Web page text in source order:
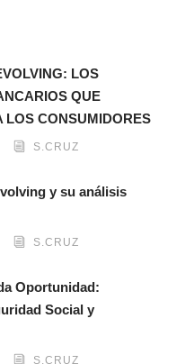
LOS
QUE
LOS CONSUMIDORES
S.CRUZ
y su análisis
S.CRUZ
Oportunidad:
Social y
S.CRUZ